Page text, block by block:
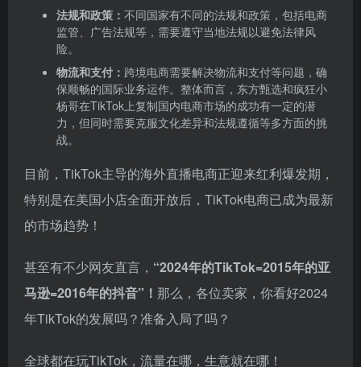
法规和政策： 不同国家有不同的法规和政策，包括电商
监管、广告法规等，需要遵守当地法规以避免法律风
险。
物流和支付： 跨境电商需要解决物流和支付等问题，确
保顺畅的国际业务运作。整体而言，东方甄选和疯狂小
杨哥在TikTok上复制国内电商市场的成功有一定的潜
力，但同时需要克服文化差异和法规遵循等多方面的挑
战。
目前，TikTok主导的海外直播电商正迎来红利爆发期，
特别是在美国小店全面开放后，TikTok电商已成为最新
的市场趋势！
甚至有不少网友直言， “2024年的TikTok=2015年的亚
马逊=2016年的抖音”！ 那么，各位卖家，你看好2024
年TikTok的发展吗？准备入局了吗？
全球都在玩TikTok，流量在哪，生意就在哪！